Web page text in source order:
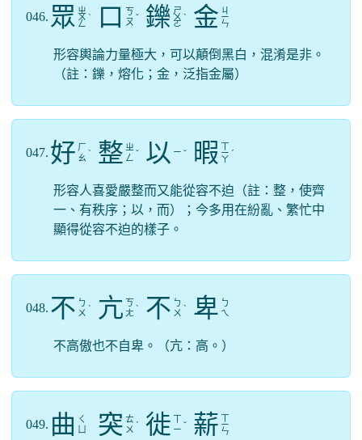
046. 眾 ㄓ
ㄨ
ㄥ
ˋ 口
ㄎ
ㄡ ˇ 鑠 ㄕ
ㄨ
ㄛ
ˋ 金 ㄐ
ㄧ
ㄣ
形容輿論力量極大，可以顛倒黑白，混淆是非。
（註：鑠，熔化；金，泛指金屬）
047. 好 ㄏ
ㄠ ˋ 整 ㄓ
ㄥ ˇ 以 ㄧ ˇ 暇 ㄧ
ㄚ
ˊ
形容人喜愛嚴整而又能從容不迫（註：整，使齊
一、有秩序；以，而）；今多用在紛亂、繁忙中
顯得從容不迫的樣子。
048. 不 ㄅ
ㄨ ˋ 亢 ㄎ
ㄤ ˋ 不 ㄅ
ㄨ ˋ 卑 ㄅ
ㄟ
不高傲也不自卑。（亢：高。）
049. 曲 ㄑ
突 ㄊ
ㄨ ˊ 徙 ㄧ ˇ 薪 ㄧ
ㄣ